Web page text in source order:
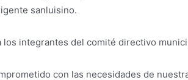
sanluisino.
los integrantes del comité directivo
con las necesidades de